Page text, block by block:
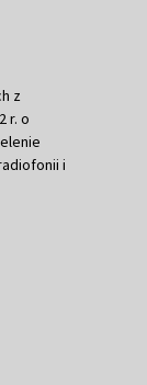
z
r. o
i